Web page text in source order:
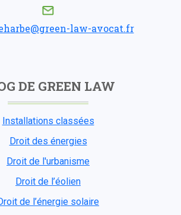
law-avocat.fr
DE GREEN LAW
Installations classées
Droit des énergies
Droit de l'urbanisme
Droit de l’éolien
de l’énergie solaire